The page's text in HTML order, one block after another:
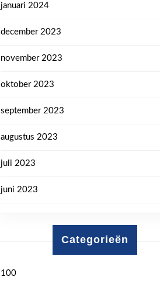
januari 2024
december 2023
november 2023
oktober 2023
september 2023
augustus 2023
juli 2023
juni 2023
Categorieën
100